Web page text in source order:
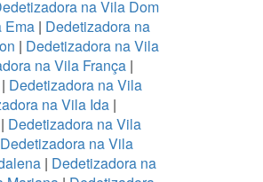
na Vila Dom
Ema | Dedetizadora na
| Dedetizadora na Vila
na Vila França |
| Dedetizadora na Vila
na Vila Ida|
| Dedetizadora na Vila
Dedetizadora na Vila
| Dedetizadora na